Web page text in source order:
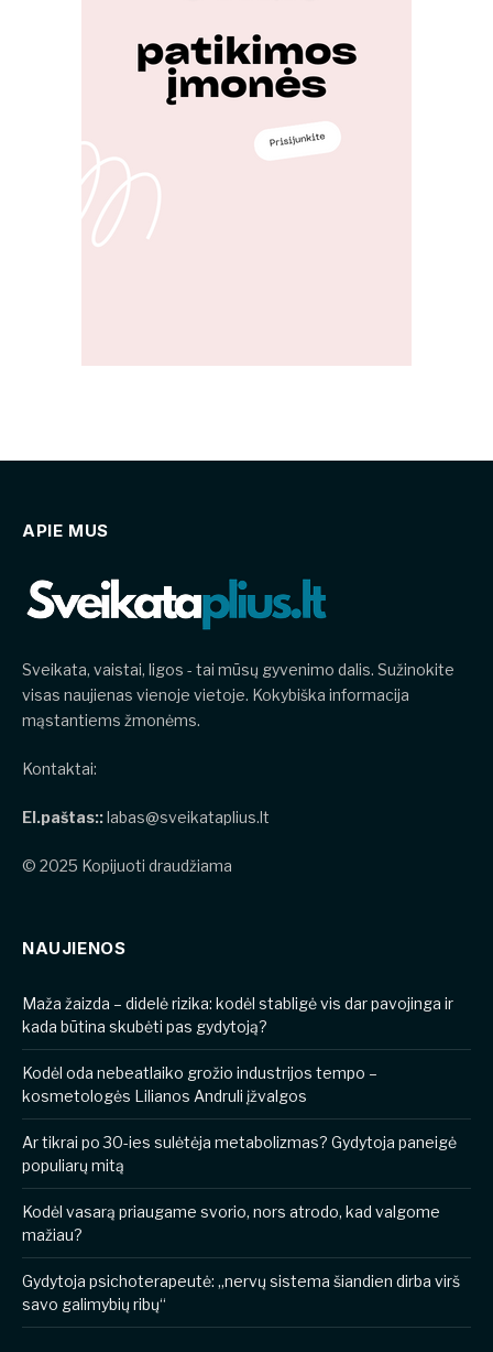
APIE MUS
Sveikata, vaistai, ligos - tai mūsų gyvenimo dalis. Sužinokite
visas naujienas vienoje vietoje. Kokybiška informacija
mąstantiems žmonėms.
Kontaktai:
El.paštas:: labas@sveikataplius.lt
© 2025 Kopijuoti draudžiama
NAUJIENOS
​​Maža žaizda – didelė rizika: kodėl stabligė vis dar pavojinga ir
kada būtina skubėti pas gydytoją?
Kodėl oda nebeatlaiko grožio industrijos tempo –
kosmetologės Lilianos Andruli įžvalgos
Ar tikrai po 30-ies sulėtėja metabolizmas? Gydytoja paneigė
populiarų mitą
Kodėl vasarą priaugame svorio, nors atrodo, kad valgome
mažiau?
Gydytoja psichoterapeutė: „nervų sistema šiandien dirba virš
savo galimybių ribų“